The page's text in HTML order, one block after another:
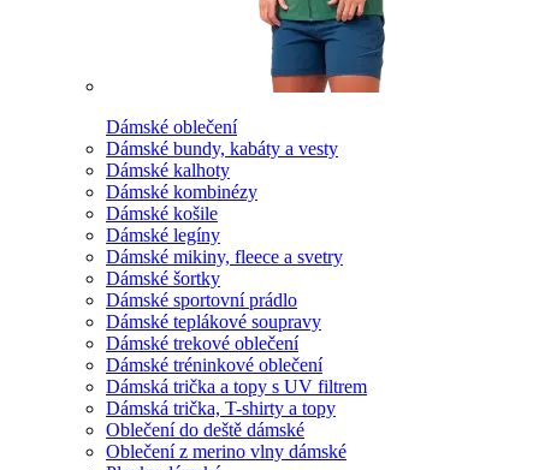
Dámské oblečení
Dámské bundy, kabáty a vesty
Dámské kalhoty
Dámské kombinézy
Dámské košile
Dámské legíny
Dámské mikiny, fleece a svetry
Dámské šortky
Dámské sportovní prádlo
Dámské teplákové soupravy
Dámské trekové oblečení
Dámské tréninkové oblečení
Dámská trička a topy s UV filtrem
Dámská trička, T-shirty a topy
Oblečení do deště dámské
Oblečení z merino vlny dámské